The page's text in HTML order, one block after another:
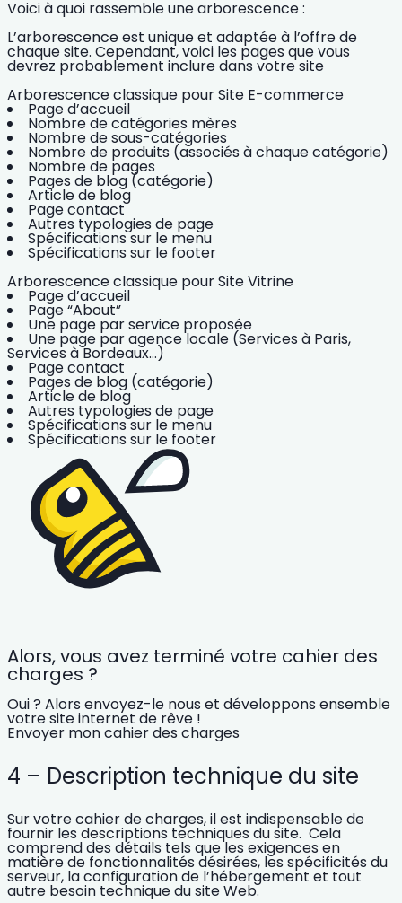
Voici à quoi rassemble une arborescence :
L’arborescence est unique et adaptée à l’offre de
chaque site. Cependant, voici les pages que vous
devrez probablement inclure dans votre site
Arborescence classique pour Site E-commerce
Page d’accueil
Nombre de catégories mères
Nombre de sous-catégories
Nombre de produits (associés à chaque catégorie)
Nombre de pages
Pages de blog (catégorie)
Article de blog
Page contact
Autres typologies de page
Spécifications sur le menu
Spécifications sur le footer
Arborescence classique pour Site Vitrine
Page d’accueil
Page “About”
Une page par service proposée
Une page par agence locale (Services à Paris,
Services à Bordeaux…)
Page contact
Pages de blog (catégorie)
Article de blog
Autres typologies de page
Spécifications sur le menu
Spécifications sur le footer
Alors, vous avez terminé votre cahier des
charges ?
Oui ? Alors envoyez-le nous et développons ensemble
votre site internet de rêve !
Envoyer mon cahier des charges
4 – Description technique du site
Sur votre cahier de charges, il est indispensable de
fournir les descriptions techniques du site. Cela
comprend des détails tels que les exigences en
matière de fonctionnalités désirées, les spécificités du
serveur, la configuration de l’hébergement et tout
autre besoin technique du site Web.